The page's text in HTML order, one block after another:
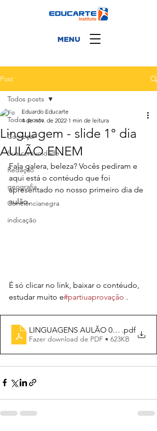
MENU
Post
Todos posts
Começar
Sua comunidade
Redação
geografia
Conciêncianegra
indicação
Todos posts
Linguagem - slide 1° dia
AULÃO ENEM
Eduardo Educarte
4 de nov. de 2022 1 min de leitura
Fala galera, beleza? Vocês pediram e
aqui está o contéudo que foi
apresentado no nosso primeiro dia de
aulão.
É só clicar no link, baixar o contéudo,
estudar muito e#partiuaprovação .
LINGUAGENS AULÃO 01_11_2022
.pdf
Fazer download de PDF • 623KB